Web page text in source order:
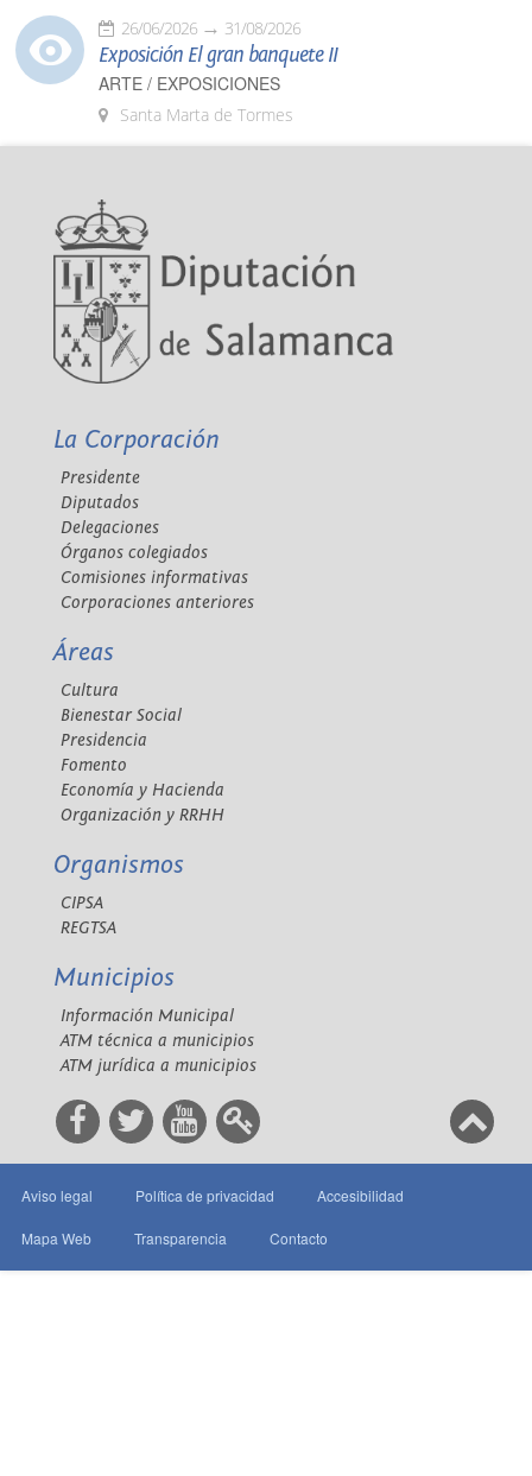
26/06/2026 31/08/2026
Exposición El gran banquete II
ARTE / EXPOSICIONES
Santa Marta de Tormes
La Corporación
Presidente
Diputados
Delegaciones
Órganos colegiados
Comisiones informativas
Corporaciones anteriores
Áreas
Cultura
Bienestar Social
Presidencia
Fomento
Economía y Hacienda
Organización y RRHH
Organismos
CIPSA
REGTSA
Municipios
Información Municipal
ATM técnica a municipios
ATM jurídica a municipios
Aviso legal Política de privacidad Accesibilidad
Mapa Web Transparencia Contacto